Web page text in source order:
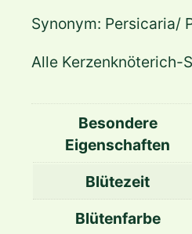
Synonym: Persicaria/
Alle Kerzenknöterich-
Besondere
Eigenschaften
Blütezeit
Blütenfarbe